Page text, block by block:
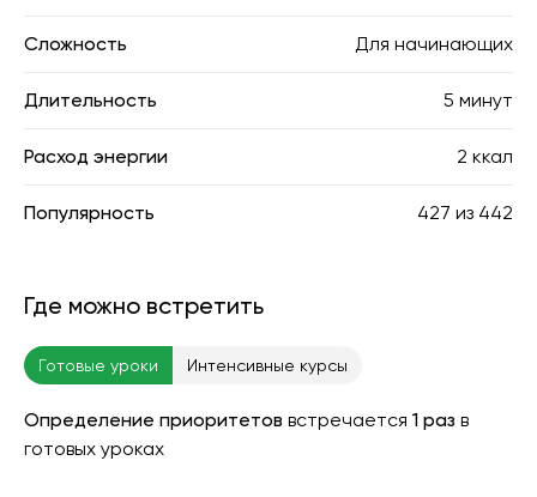
Сложность Для начинающих
Длительность 5 минут
Расход энергии 2 ккал
Популярность 427 из 442
Где можно встретить
Готовые уроки Интенсивные курсы
Определение приоритетов встречается 1 раз в
готовых уроках